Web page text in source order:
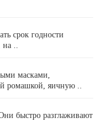
срок годности
на ..
масками,
ромашкой, яичную ..
быстро разглаживают